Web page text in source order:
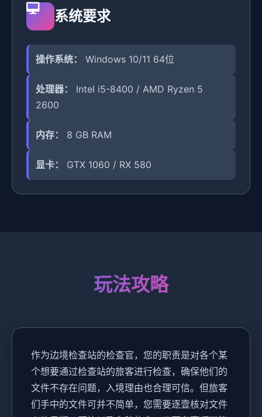
系统要求
操作系统： Windows 10/11 64位
处理器：
Intel i5-8400 / AMD Ryzen 5
2600
内存： 8 GB RAM
显卡： GTX 1060 / RX 580
玩法攻略
作为边境检查站的检查官，您的职责是对各个某
个想要通过检查站的旅客进行检查，确保他们的
文件不存在问题，入境理由也合理可信。但旅客
们手中的文件可并不简单，您需要逐壹核对文件